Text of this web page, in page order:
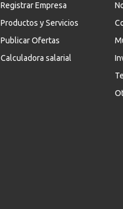
Registrar Empresa
Productos y Servicios
Publicar Ofertas
Calculadora salarial